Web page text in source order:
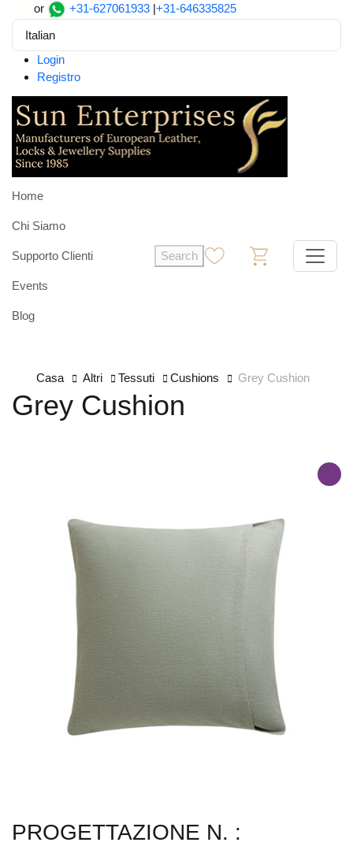
or +31-627061933 |+31-646335825
Italian
Login
Registro
Home
Chi Siamo
Supporto Clienti
Events
Blog
Search
Casa Altri Tessuti Cushions Grey Cushion
Grey Cushion
PROGETTAZIONE N. :